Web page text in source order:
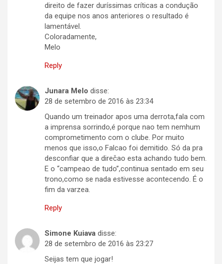
direito de fazer duríssimas críticas a condução
da equipe nos anos anteriores o resultado é
lamentável.
Coloradamente,
Melo
Reply
Junara Melo disse:
28 de setembro de 2016 às 23:34
Quando um treinador apos uma derrota,fala com
a imprensa sorrindo,é porque nao tem nemhum
comprometimento com o clube. Por muito
menos que isso,o Falcao foi demitido. Só da pra
desconfiar que a direčao esta achando tudo bem.
E o “campeao de tudo”,continua sentado em seu
trono,como se nada estivesse acontecendo. É o
fim da varzea.
Reply
Simone Kuiava disse:
28 de setembro de 2016 às 23:27
Seijas tem que jogar!